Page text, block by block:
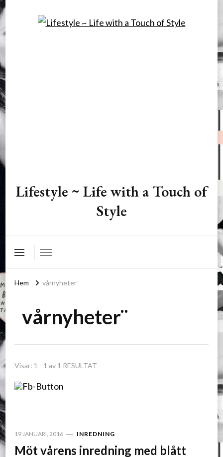
Lifestyle ~ Life with a Touch of
Style
Hem vårnyheter¨
vårnyheter¨
Visar: 1 - 1 av 1 RESULTAT
19 JANUARI, 2016 INREDNING
Möt vårens inredning med blått